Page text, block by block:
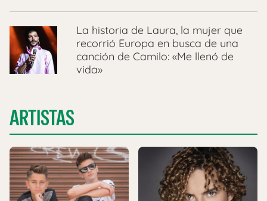
La historia de Laura, la mujer que
recorrió Europa en busca de una
canción de Camilo: «Me llenó de
vida»
ARTISTAS